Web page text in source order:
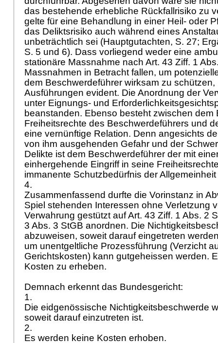
das bestehende erhebliche Rückfallrisiko zu
gelte für eine Behandlung in einer Heil- oder
das Deliktsrisiko auch während eines
unbeträchtlich sei (Hauptgutachten, S. 27;
S. 5 und 6). Dass vorliegend weder eine
stationäre Massnahme nach Art. 43 Ziff. 1
Massnahmen in Betracht fallen, um
dem Beschwerdeführer wirksam zu schützen,
Ausführungen evident. Die Anordnung der
unter Eignungs- und
beanstanden. Ebenso besteht zwischen dem
Freiheitsrechte des Beschwerdeführers und
eine vernünftige Relation. Denn angesichts
von ihm ausgehenden Gefahr und der
Delikte ist dem Beschwerdeführer der mit
einhergehende Eingriff in seine
immanente Schutzbedürfnis der
4.
Zusammenfassend durfte die Vorinstanz in
Spiel stehenden Interessen ohne Verletzung
Verwahrung gestützt aufArt. 43 Ziff. 1 Abs. 2
3 Abs. 3 StGB anordnen. Die
abzuweisen, soweit darauf eingetreten
um unentgeltliche Prozessführung (Verzicht
Gerichtskosten) kann gutgeheissen werden.
Kosten zu erheben.
Demnach erkennt das Bundesgericht:
1.
Die eidgenössische Nichtigkeitsbeschwerde
soweit darauf einzutreten ist.
2.
Es werden keine Kosten erhoben.